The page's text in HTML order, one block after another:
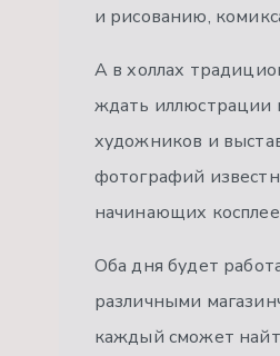
и рисованию,
А в холлах
ждать иллюстрации
художников и
фотографий
начинающих
Оба дня будет
различными
каждый сможет